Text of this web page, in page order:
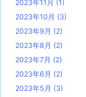
2023年11月 (1)
2023年10月 (3)
2023年9月 (2)
2023年8月 (2)
2023年7月 (2)
2023年6月 (2)
2023年5月 (3)